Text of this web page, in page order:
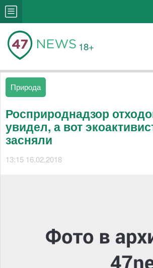
18+
Природа
Росприроднадзор
увидел, а вот
засняли
13:15 16.02.2018